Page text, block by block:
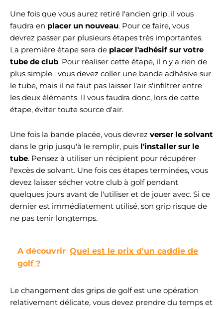
Une fois que vous aurez retiré l'ancien grip, il vous
faudra en placer un nouveau. Pour ce faire, vous
devrez passer par plusieurs étapes très importantes.
La première étape sera de placer l'adhésif sur votre
tube de club. Pour réaliser cette étape, il n'y a rien de
plus simple : vous devez coller une bande adhésive sur
le tube, mais il ne faut pas laisser l'air s'infiltrer entre
les deux éléments. Il vous faudra donc, lors de cette
étape, éviter toute source d'air.
Une fois la bande placée, vous devrez verser le solvant
dans le grip jusqu'à le remplir, puis l'installer sur le
tube. Pensez à utiliser un récipient pour récupérer
l'excès de solvant. Une fois ces étapes terminées, vous
devez laisser sécher votre club à golf pendant
quelques jours avant de l'utiliser et de jouer avec. Si ce
dernier est immédiatement utilisé, son grip risque de
ne pas tenir longtemps.
A découvrir Quel est le prix d'un caddie de
golf ?
Le changement des grips de golf est une opération
relativement délicate, vous devez prendre du temps et